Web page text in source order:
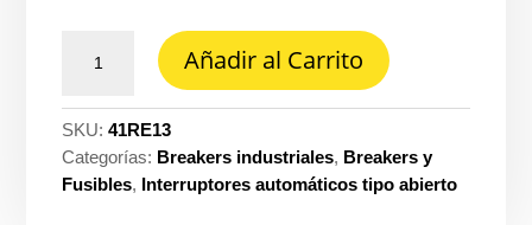
TERMICO
DE
CORRIENTE
9
Añadir al Carrito
SKU:41RE13
Categorías: Breakers industriales, Breakers y
Fusibles, Interruptores automáticos tipo abierto